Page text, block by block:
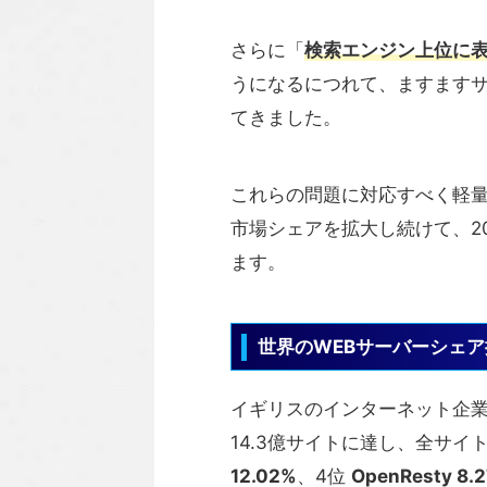
さらに「 検索エンジン上位に
うになるにつれて、ますます
てきました。
これらの問題に対応すべく軽
市場シェアを拡大し続けて、
ます。
世界のWEBサーバーシェ
イギリスのインターネット企
14.3億サイトに達し、全サイ
12.02%、4位 OpenResty